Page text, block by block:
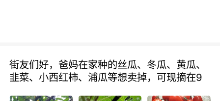
街友们好，爸妈在家种的丝瓜、冬瓜、黄瓜、
韭菜、小西红柿、浦瓜等想卖掉，可现摘在9